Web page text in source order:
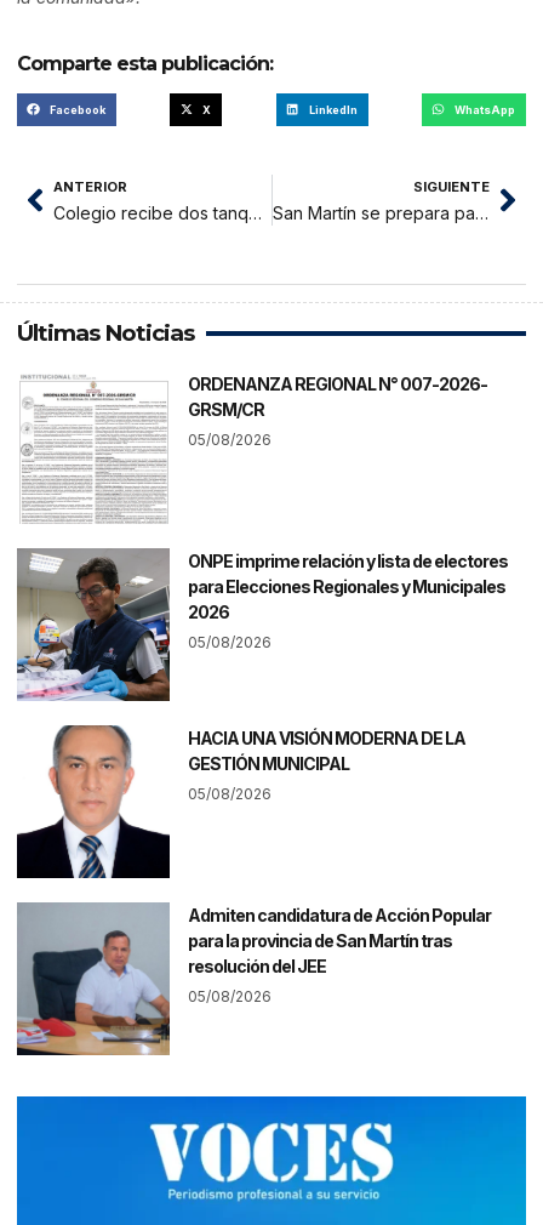
Comparte esta publicación:
Facebook X LinkedIn WhatsApp
ANTERIOR
Colegio recibe dos tanques de 10 mil litros para alumnos de primaria en La Banda de Shilcayo
SIGUIENTE
San Martín se prepara para el primer ENTUR 2024
Últimas Noticias
ORDENANZA REGIONAL N° 007-2026-
GRSM/CR
05/08/2026
ONPE imprime relación y lista de electores
para Elecciones Regionales y Municipales
2026
05/08/2026
HACIA UNA VISIÓN MODERNA DE LA
GESTIÓN MUNICIPAL
05/08/2026
Admiten candidatura de Acción Popular
para la provincia de San Martín tras
resolución del JEE
05/08/2026